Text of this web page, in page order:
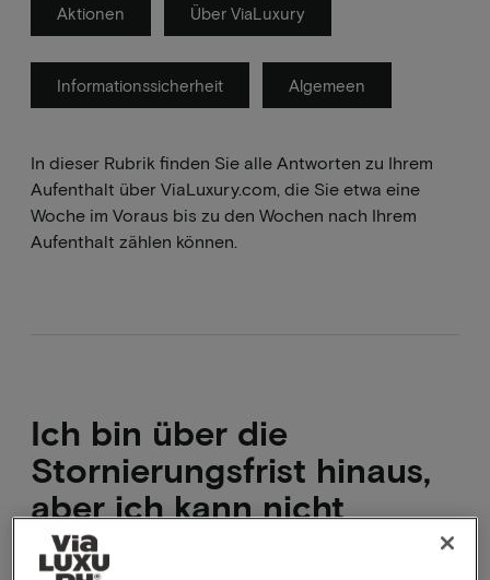
Aktionen Über ViaLuxury
Informationssicherheit Algemeen
In dieser Rubrik finden Sie alle Antworten zu Ihrem
Aufenthalt über ViaLuxury.com, die Sie etwa eine
Woche im Voraus bis zu den Wochen nach Ihrem
Aufenthalt zählen können.
Ich bin über die
Stornierungsfrist hinaus,
aber ich kann nicht
kommen